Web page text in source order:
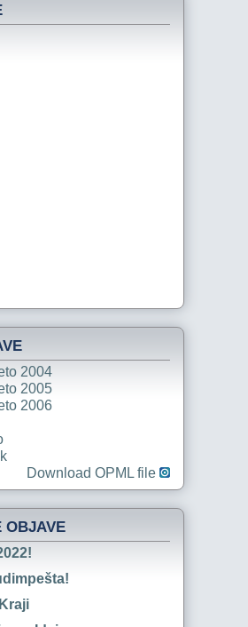
2004
2005
2006
Download OPML file
OBJAVE